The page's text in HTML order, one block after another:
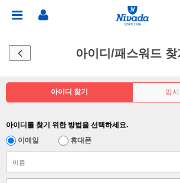
아이디/패스워드 찾
아이디 찾기 임
아이디를 찾기 위한 방법을 선택하세요.
이메일
휴대폰